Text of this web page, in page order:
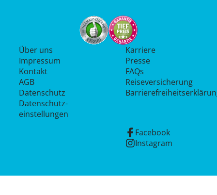
Über uns
Impressum
Kontakt
AGB
Datenschutz
Datenschutz­
einstellungen
Karriere
Presse
FAQs
Reiseversicherung
Facebook
Instagram